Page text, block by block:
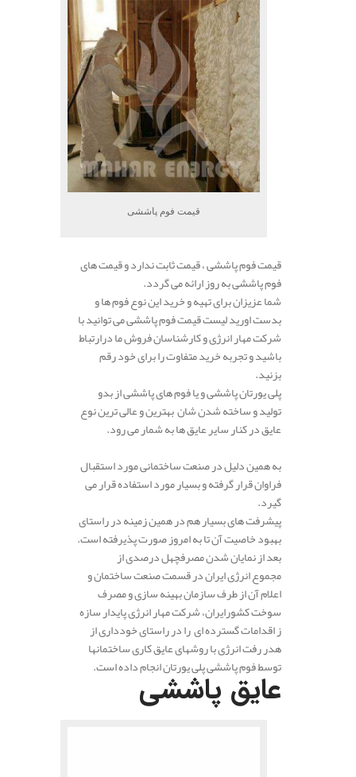
قیمت فوم پاششی
قیمت فوم پاششی ، قیمت ثابت ندارد و قیمت های
فوم پاششی به روز ارائه می گردد.
شما عزیزان برای تهیه و خرید این نوع فوم ها و
بدست اورید لیست قیمت فوم پاششی می توانید با
شرکت مهار انرژی و کارشناسان فروش ما درارتباط
باشید و تجربه خرید متفاوت را برای خود رقم
بزنید.
پلی یورتان پاششی و یا فوم های پاششی از بدو
تولید و ساخته شدن شان بهترین و عالی ترین نوع
عایق در کنار سایر عایق ها به شمار می رود.
به همین دلیل در صنعت ساختمانی مورد استقبال
فراوان قرار گرفته و بسیار مورد استفاده قرار می
گیرد.
پیشرفت های بسیار هم در همین زمینه در راستای
بهبود خاصیت آن تا به امروز صورت پذیرفته است.
بعد از نمایان شدن مصرفچهل درصدی از
مجموع انرژی ایران در قسمت صنعت ساختمان و
اعلام آن از طرف سازمان بهینه سازی و مصرف
سوخت کشور‌ایران، شرکت مهار انرژی پایدار سازه
ز اقدامات گسترده ای را در راستای خودداری از
هدر رفت انرژی با روشهای عایق کاری ساختمانها
توسط فوم پاششی پلی یورتان انجام داده است.
عایق پاششی